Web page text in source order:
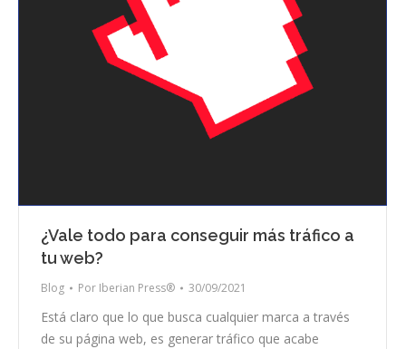
¿Vale todo para conseguir más tráfico a
tu web?
Blog Por Iberian Press® 30/09/2021
Está claro que lo que busca cualquier marca a través
de su página web, es generar tráfico que acabe